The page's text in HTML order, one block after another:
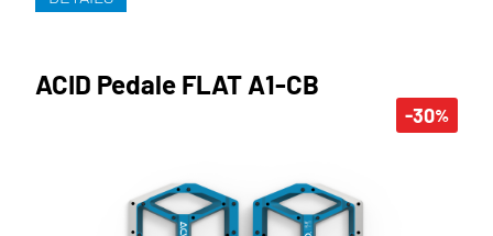
-30%
ACID Pedale FLAT A1-CB